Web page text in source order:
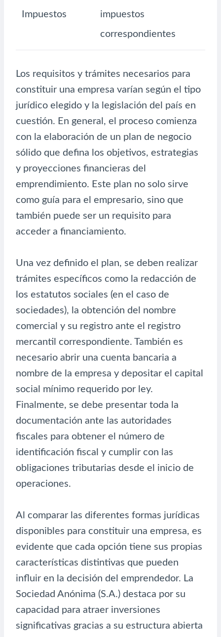
Impuestos
impuestos
correspondientes
Los requisitos y trámites necesarios para
constituir una empresa varían según el tipo
jurídico elegido y la legislación del país en
cuestión. En general, el proceso comienza
con la elaboración de un plan de negocio
sólido que defina los objetivos, estrategias
y proyecciones financieras del
emprendimiento. Este plan no solo sirve
como guía para el empresario, sino que
también puede ser un requisito para
acceder a financiamiento.
Una vez definido el plan, se deben realizar
trámites específicos como la redacción de
los estatutos sociales (en el caso de
sociedades), la obtención del nombre
comercial y su registro ante el registro
mercantil correspondiente. También es
necesario abrir una cuenta bancaria a
nombre de la empresa y depositar el capital
social mínimo requerido por ley.
Finalmente, se debe presentar toda la
documentación ante las autoridades
fiscales para obtener el número de
identificación fiscal y cumplir con las
obligaciones tributarias desde el inicio de
operaciones.
Al comparar las diferentes formas jurídicas
disponibles para constituir una empresa, es
evidente que cada opción tiene sus propias
características distintivas que pueden
influir en la decisión del emprendedor. La
Sociedad Anónima (S.A.) destaca por su
capacidad para atraer inversiones
significativas gracias a su estructura abierta